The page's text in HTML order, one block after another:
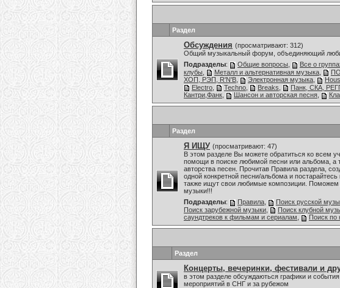
Раздел
Обсуждения (просматривают: 312)
Общий музыкальный форум, объединяющий
Подразделы: Общие вопросы Все о
клубы
Металл и альтернативная музыка
ХОП, РЭП, R'N'B
Электронная музыка
Electro
Techno Breaks Панк, СКА,
Кантри,Фанк
Шансон и авторская песня
Раздел
Я ИЩУ (просматривают: 47)
В этом разделе Вы можете обратиться ко всем
помощи в поиске любимой песни или альбома, а
авторства песен. Прочитав Правила раздела,
одной конкретной песни/альбома и
также ищут свои любимые композиции. Поможем
музыки!!!
Подразделы: Правила Поиск русской
Поиск зарубежной музыки
Поиск клубной
саундтреков к фильмам и сериалам
Поиск по
Раздел
Концерты, вечеринки, фестивали и
в этом разделе обсуждаються графики и
мероприятий в СНГ и за рубежом